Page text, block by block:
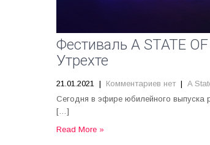
Фестиваль A STATE
Утрехте
21.01.2021 | Комментариев нет | A
Сегодня в эфире юбилейного выпуска
[…]
Read More »